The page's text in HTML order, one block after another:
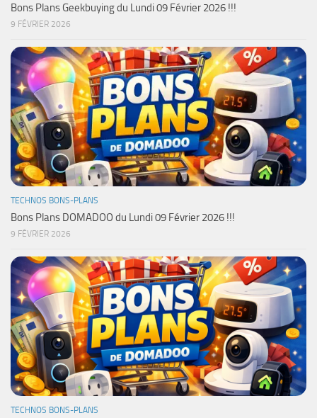
Bons Plans Geekbuying du Lundi 09 Février 2026 !!!
9 FÉVRIER 2026
TECHNOS BONS-PLANS
Bons Plans DOMADOO du Lundi 09 Février 2026 !!!
9 FÉVRIER 2026
TECHNOS BONS-PLANS